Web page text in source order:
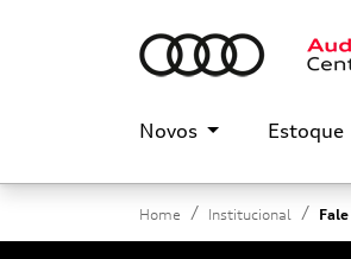
Novos Estoque
Home Institucional